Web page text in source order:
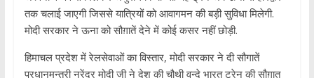
तक चलाई जाएगी जिससे यात्रियों को आवागमन की बड़ी सुविधा मिलेगी.
मोदी सरकार ने ऊना को सौग़ातें देने में कोई कसर नहीं छोड़ी.
हिमाचल प्रदेश में रेलसेवाओं का विस्तार, मोदी सरकार ने दी सौगातें
प्रधानमन्त्री नरेंद्र मोदी जी ने देश की चौथी वन्दे भारत ट्रेन की सौग़ात